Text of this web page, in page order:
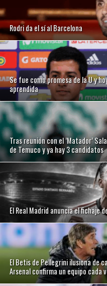
Rodri da el sí al Barcelona
Se fue como promesa de la U y
aprendida
Tras reunión con el ’Matador’
de Temuco y ya hay 3 candidatos
El Real Madrid anuncia el fichaje
El Betis de Pellegrini ilusiona de
Arsenal confirma un equipo cada